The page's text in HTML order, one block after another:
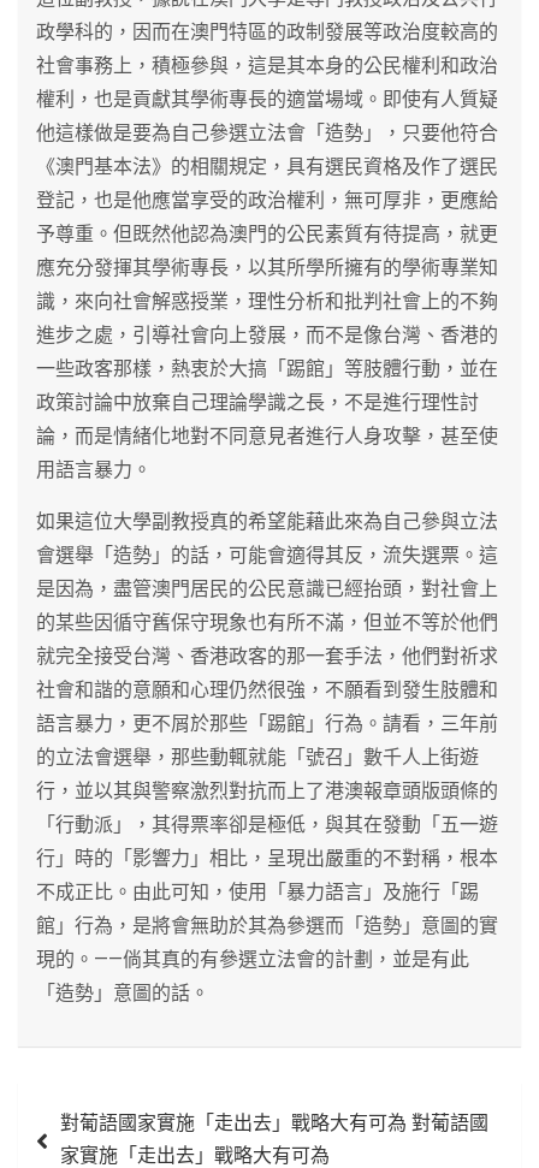
政學科的，因而在澳門特區的政制發展等政治度較高的
社會事務上，積極參與，這是其本身的公民權利和政治
權利，也是貢獻其學術專長的適當場域。即使有人質疑
他這樣做是要為自己參選立法會「造勢」，只要他符合
《澳門基本法》的相關規定，具有選民資格及作了選民
登記，也是他應當享受的政治權利，無可厚非，更應給
予尊重。但既然他認為澳門的公民素質有待提高，就更
應充分發揮其學術專長，以其所學所擁有的學術專業知
識，來向社會解惑授業，理性分析和批判社會上的不夠
進步之處，引導社會向上發展，而不是像台灣、香港的
一些政客那樣，熱衷於大搞「踢館」等肢體行動，並在
政策討論中放棄自己理論學識之長，不是進行理性討
論，而是情緒化地對不同意見者進行人身攻擊，甚至使
用語言暴力。
如果這位大學副教授真的希望能藉此來為自己參與立法
會選舉「造勢」的話，可能會適得其反，流失選票。這
是因為，盡管澳門居民的公民意識已經抬頭，對社會上
的某些因循守舊保守現象也有所不滿，但並不等於他們
就完全接受台灣、香港政客的那一套手法，他們對祈求
社會和諧的意願和心理仍然很強，不願看到發生肢體和
語言暴力，更不屑於那些「踢館」行為。請看，三年前
的立法會選舉，那些動輒就能「號召」數千人上街遊
行，並以其與警察激烈對抗而上了港澳報章頭版頭條的
「行動派」，其得票率卻是極低，與其在發動「五一遊
行」時的「影響力」相比，呈現出嚴重的不對稱，根本
不成正比。由此可知，使用「暴力語言」及施行「踢
館」行為，是將會無助於其為參選而「造勢」意圖的實
現的。——倘其真的有參選立法會的計劃，並是有此
「造勢」意圖的話。
章 對葡語國家實施「走出去」戰略大有可為 對葡語國
家實施「走出去」戰略大有可為